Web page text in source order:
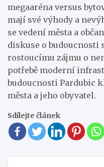
megaaréna versus
mají své výhody a
se vedení města a
diskuse o budoucnosti
rostoucímu zájmu o
potřebě moderní
budoucnosti Pardubic
města a jeho obyvatel.
Sdílejte článek